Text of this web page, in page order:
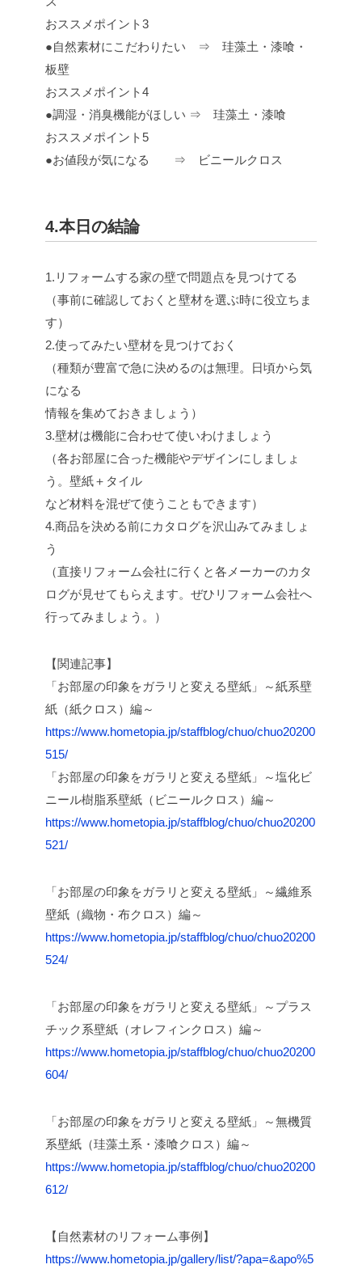
おススメポイント3
●自然素材にこだわりたい ⇒ 珪藻土・漆喰・
板壁
おススメポイント4
●調湿・消臭機能がほしい ⇒ 珪藻土・漆喰
おススメポイント5
●お値段が気になる ⇒ ビニールクロス
4.本日の結論
1.リフォームする家の壁で問題点を見つけてる
（事前に確認しておくと壁材を選ぶ時に役立ちま
す）
2.使ってみたい壁材を見つけておく
（種類が豊富で急に決めるのは無理。日頃から気
になる
情報を集めておきましょう）
3.壁材は機能に合わせて使いわけましょう
（各お部屋に合った機能やデザインにしましょ
う。壁紙＋タイル
など材料を混ぜて使うこともできます）
4.商品を決める前にカタログを沢山みてみましょ
う
（直接リフォーム会社に行くと各メーカーのカタ
ログが見せてもらえます。ぜひリフォーム会社へ
行ってみましょう。）
【関連記事】
「お部屋の印象をガラリと変える壁紙」～紙系壁
紙（紙クロス）編～
https://www.hometopia.jp/staffblog/chuo/chuo20200
515/
「お部屋の印象をガラリと変える壁紙」～塩化ビ
ニール樹脂系壁紙（ビニールクロス）編～
https://www.hometopia.jp/staffblog/chuo/chuo20200
521/
「お部屋の印象をガラリと変える壁紙」～繊維系
壁紙（織物・布クロス）編～
https://www.hometopia.jp/staffblog/chuo/chuo20200
524/
「お部屋の印象をガラリと変える壁紙」～プラス
チック系壁紙（オレフィンクロス）編～
https://www.hometopia.jp/staffblog/chuo/chuo20200
604/
「お部屋の印象をガラリと変える壁紙」～無機質
系壁紙（珪藻土系・漆喰クロス）編～
https://www.hometopia.jp/staffblog/chuo/chuo20200
612/
【自然素材のリフォーム事例】
https://www.hometopia.jp/gallery/list/?apa=&apo%5